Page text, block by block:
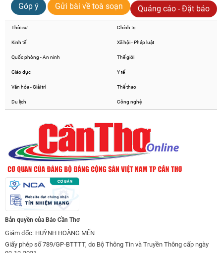
Góp ý
Gửi bài về toà soạn Quảng cáo - Đặt báo
Thời sự Chính trị
Kinh tế Xã hội - Pháp luật
Quốc phòng - An ninh Thế giới
Giáo dục Y tế
Văn hóa - Giải trí Thể thao
Du lịch Công nghệ
Bản quyền của Báo Cần Thơ
Giám đốc: HUỲNH HOÀNG MẾN
Giấy phép số 789/GP-BTTTT, do Bộ Thông Tin và Truyền Thông cấp ngày